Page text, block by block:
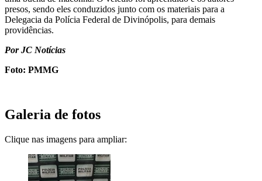
presos, sendo eles conduzidos junto com os materiais para a
Delegacia da Polícia Federal de Divinópolis, para demais
providências.
Por JC Notícias
Foto: PMMG
Galeria de fotos
Clique nas imagens para ampliar: